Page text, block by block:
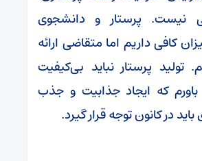
نیست. پرستار و دانشجوی
کافی داریم اما متقاضی ارائه‌
تولید پرستار نباید بی‌کیفیت
که ایجاد جذابیت و جذب
در کانون توجه قرار گیرد.